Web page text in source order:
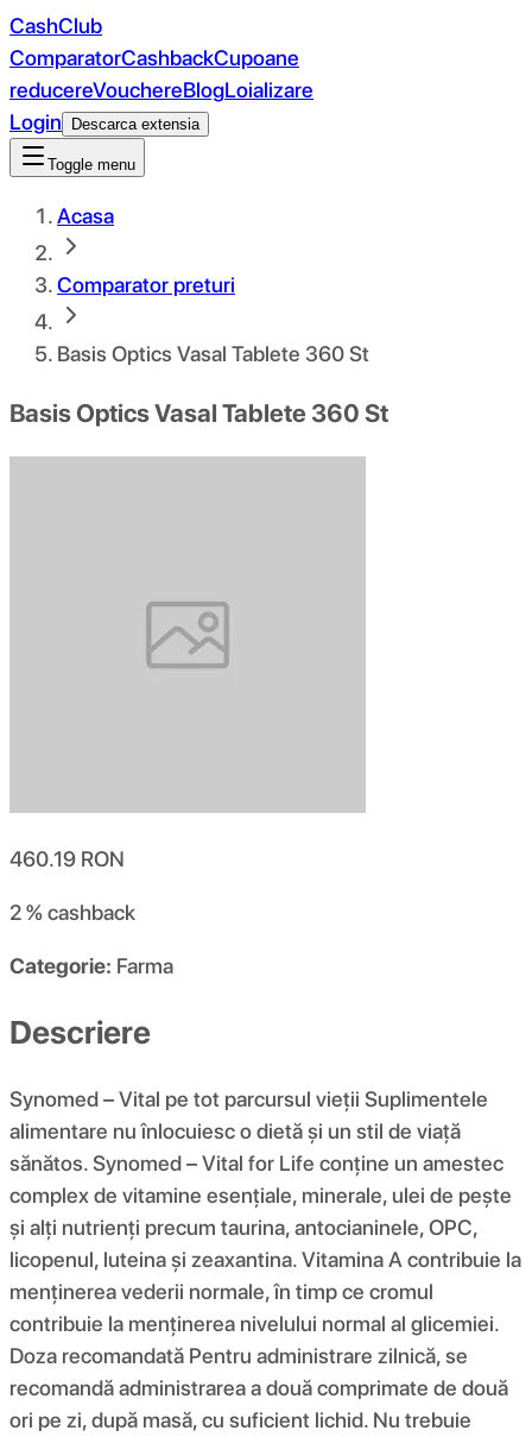
CashClub
ComparatorCashbackCupoane
reducereVouchereBlogLoializare
Login
Descarca extensia
Toggle menu
Acasa
Comparator preturi
Basis Optics Vasal Tablete 360 St
Basis Optics Vasal Tablete 360 St
460.19 RON
2 %cashback
Categorie: Farma
Descriere
Synomed – Vital pe tot parcursul vieții Suplimentele
alimentare nu înlocuiesc o dietă și un stil de viață
sănătos. Synomed – Vital for Life conține un amestec
complex de vitamine esențiale, minerale, ulei de pește
și alți nutrienți precum taurina, antocianinele, OPC,
licopenul, luteina și zeaxantina. Vitamina A contribuie la
menținerea vederii normale, în timp ce cromul
contribuie la menținerea nivelului normal al glicemiei.
Doza recomandată Pentru administrare zilnică, se
recomandă administrarea a două comprimate de două
ori pe zi, după masă, cu suficient lichid. Nu trebuie